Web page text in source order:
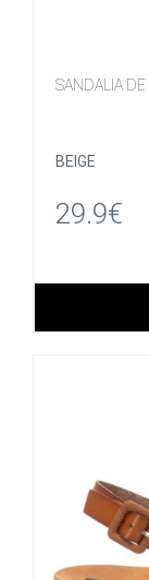
SANDALIA
BEIGE
29.9€